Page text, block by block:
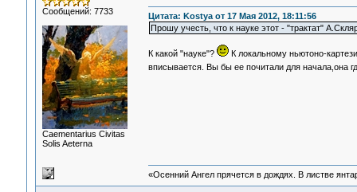
Сообщений: 7733
Сaementarius Civitas
Solis Aeterna
Цитата: Kostya от 17 Мая 2012, 18:11:56
Прошу учесть, что к науке этот - "трактат"
К какой "науке"?
К локальному ньютоно-
вписывается. Вы бы ее почитали для начала,она
«Осенний Ангел прячется в дождях. В листве